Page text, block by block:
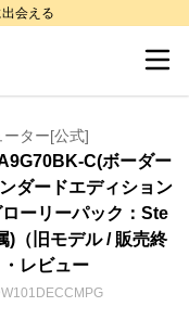
会える
ター[公式]
C(ボーダー
ダードエディション
ーリーパック：Ste
)（旧モデル / 販売終
レビュー